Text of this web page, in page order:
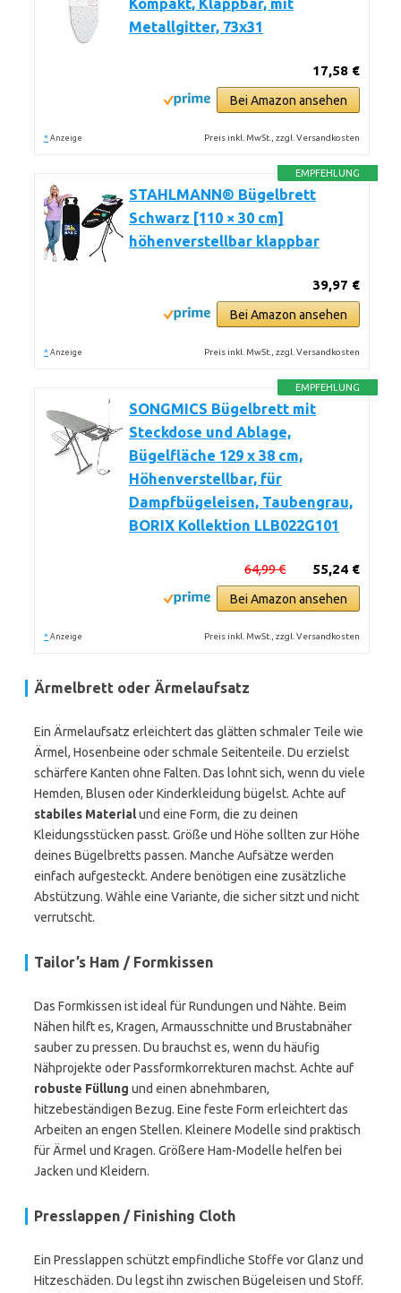
Kompakt, Klappbar, mit
Metallgitter, 73x31
17,58 €
Bei Amazon ansehen
* Anzeige Preis inkl. MwSt., zzgl. Versandkosten
EMPFEHLUNG
STAHLMANN® Bügelbrett
Schwarz [110 × 30 cm]
höhenverstellbar klappbar
39,97 €
Bei Amazon ansehen
* Anzeige Preis inkl. MwSt., zzgl. Versandkosten
EMPFEHLUNG
SONGMICS Bügelbrett mit
Steckdose und Ablage,
Bügelfläche 129 x 38 cm,
Höhenverstellbar, für
Dampfbügeleisen, Taubengrau,
BORIX Kollektion LLB022G101
55,24 €
64,99 €
Bei Amazon ansehen
* Anzeige Preis inkl. MwSt., zzgl. Versandkosten
Ärmelbrett oder Ärmelaufsatz
Ein Ärmelaufsatz erleichtert das glätten schmaler Teile wie
Ärmel, Hosenbeine oder schmale Seitenteile. Du erzielst
schärfere Kanten ohne Falten. Das lohnt sich, wenn du viele
Hemden, Blusen oder Kinderkleidung bügelst. Achte auf
stabiles Materialund eine Form, die zu deinen
Kleidungsstücken passt. Größe und Höhe sollten zur Höhe
deines Bügelbretts passen. Manche Aufsätze werden
einfach aufgesteckt. Andere benötigen eine zusätzliche
Abstützung. Wähle eine Variante, die sicher sitzt und nicht
verrutscht.
Tailor’s Ham / Formkissen
Das Formkissen ist ideal für Rundungen und Nähte. Beim
Nähen hilft es, Kragen, Armausschnitte und Brustabnäher
sauber zu pressen. Du brauchst es, wenn du häufig
Nähprojekte oder Passformkorrekturen machst. Achte auf
robuste Füllung und einen abnehmbaren,
hitzebeständigen Bezug. Eine feste Form erleichtert das
Arbeiten an engen Stellen. Kleinere Modelle sind praktisch
für Ärmel und Kragen. Größere Ham-Modelle helfen bei
Jacken und Kleidern.
Presslappen / Finishing Cloth
Ein Presslappen schützt empfindliche Stoffe vor Glanz und
Hitzeschäden. Du legst ihn zwischen Bügeleisen und Stoff.